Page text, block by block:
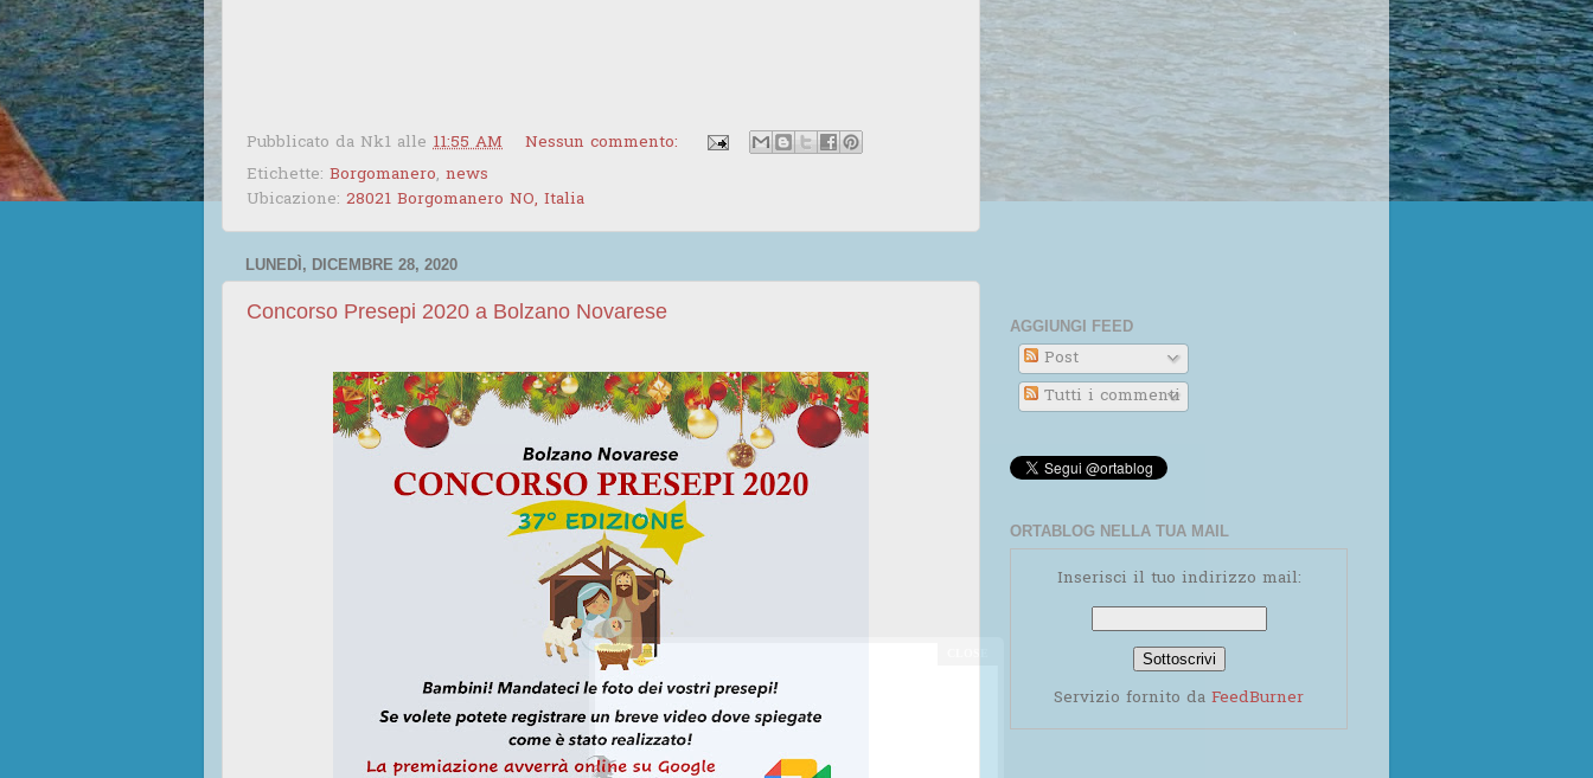
Pubblicato da Nk1 alle 11:55 AM
Nessun commento:
Etichette: Borgomanero, news
Ubicazione: 28021 Borgomanero NO, Italia
LUNEDÌ, DICEMBRE 28, 2020
Concorso Presepi 2020 a Bolzano Novarese
AGGIUNGI FEED
Post
Tutti i commenti
ORTABLOG NELLA TUA MAIL
Inserisci il tuo indirizzo mail:
Servizio fornito da FeedBurner